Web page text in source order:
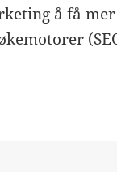
å få mer